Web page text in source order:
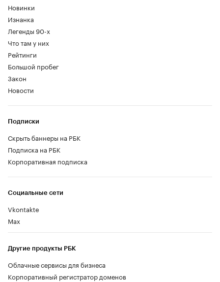
Новинки
Изнанка
Легенды 90-х
Что там у них
Рейтинги
Большой пробег
Закон
Новости
Социальные сети
Vkontakte
Max
Другие продукты РБК
Облачные сервисы для бизнеса
Корпоративный регистратор доменов
Подписки
Скрыть баннеры на РБК
Подписка на РБК
Корпоративная подписка